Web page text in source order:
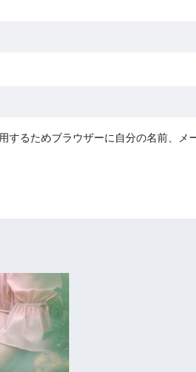
するためブラウザーに自分の名前、メ